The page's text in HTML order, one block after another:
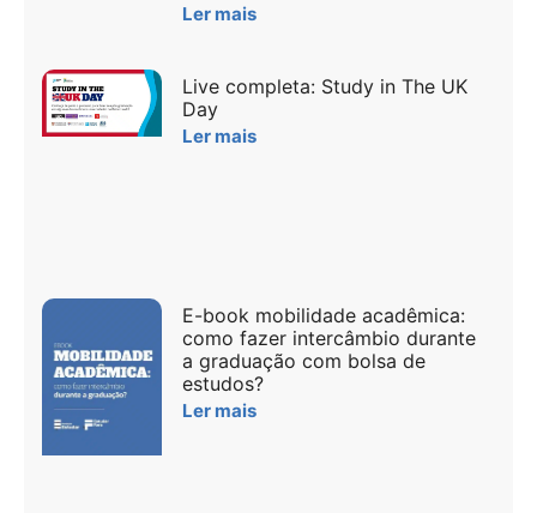
Ler mais
Live completa: Study in The UK
Day
Ler mais
E-book mobilidade acadêmica:
como fazer intercâmbio durante
a graduação com bolsa de
estudos?
Ler mais